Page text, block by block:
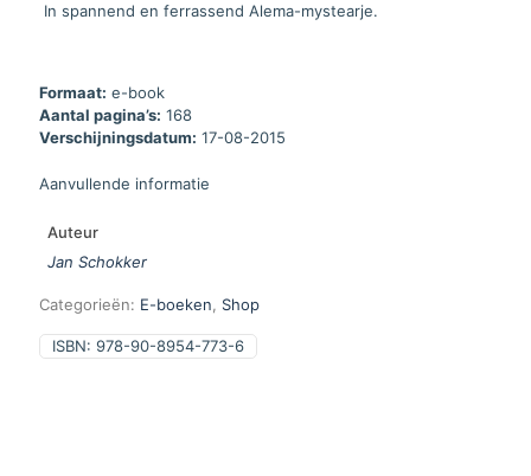
In spannend en ferrassend Alema-mystearje.
Formaat: e-book
Aantal pagina’s: 168
Verschijningsdatum: 17-08-2015
Aanvullende informatie
Auteur
Jan Schokker
Categorieën: E-boeken Shop
ISBN: 978-90-8954-773-6